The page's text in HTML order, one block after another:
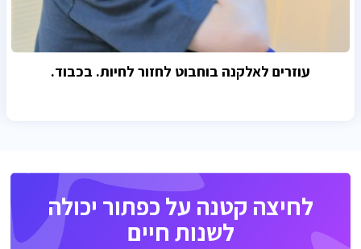
עוזרים לאלקנה בוחבוט לחזור לחיות. בכבוד.
לחיצה קטנה על כפתור יכולה
לשנות חיים